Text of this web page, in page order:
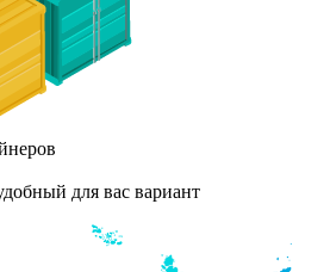
для вас вариант